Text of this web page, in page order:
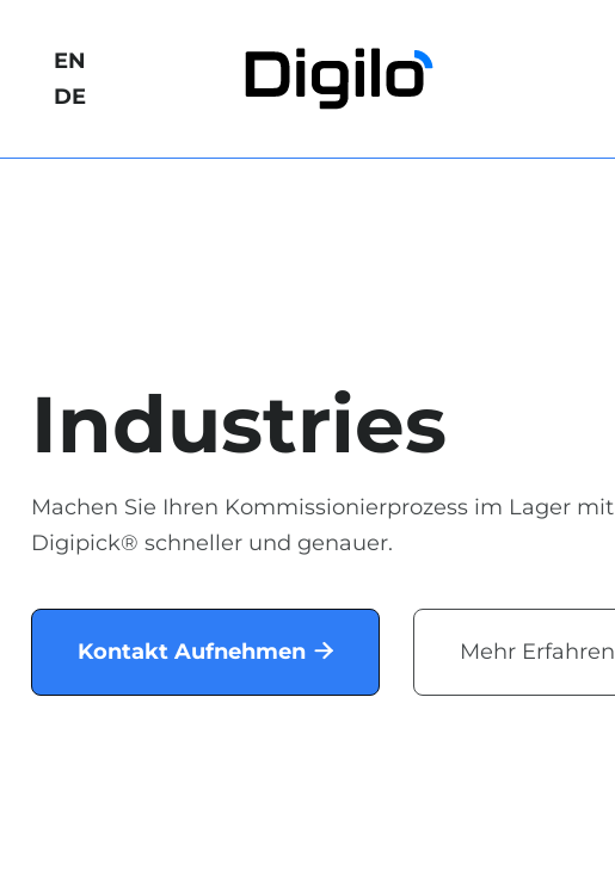
EN
DE
Industries
Machen Sie Ihren Kommissionierprozess im Lager mit
Digipick® schneller und genauer.
Kontakt Aufnehmen  Mehr Erfahren